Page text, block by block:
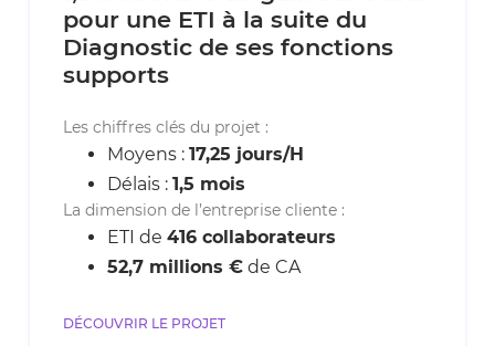
pour une ETI à la suite du
Diagnostic de ses fonctions
supports
Les chiffres clés du projet :
Moyens : 17,25 jours/H
Délais : 1,5 mois
La dimension de l’entreprise cliente :
ETI de 416 collaborateurs
52,7 millions € de CA
DÉCOUVRIR LE PROJET